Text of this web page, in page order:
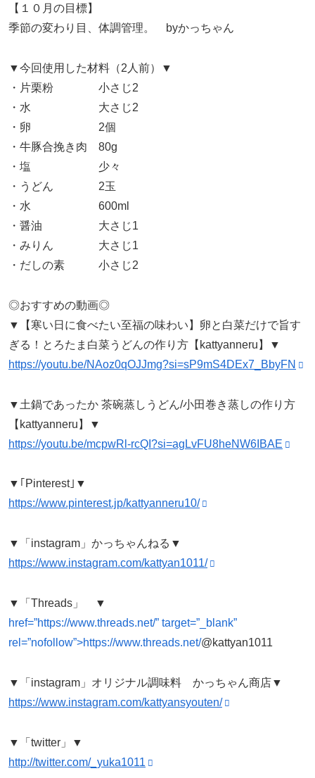
【１０月の目標】
季節の変わり目、体調管理。 byかっちゃん
▼今回使用した材料（2人前）▼
・片栗粉 小さじ2
・水 大さじ2
・卵 2個
・牛豚合挽き肉 80g
・塩 少々
・うどん 2玉
・水 600ml
・醤油 大さじ1
・みりん 大さじ1
・だしの素 小さじ2
◎おすすめの動画◎
▼【寒い日に食べたい至福の味わい】卵と白菜だけで旨す
ぎる！とろたま白菜うどんの作り方【kattyanneru】▼
https://youtu.be/NAoz0qOJJmg?si=sP9mS4DEx7_BbyFN
▼土鍋であったか 茶碗蒸しうどん/小田巻き蒸しの作り方
【kattyanneru】▼
https://youtu.be/mcpwRl-rcQI?si=agLvFU8heNW6IBAE
▼｢Pinterest｣▼
https://www.pinterest.jp/kattyanneru10/
▼「instagram」かっちゃんねる▼
https://www.instagram.com/kattyan1011/
▼「Threads」 ▼
href=”https://www.threads.net/” target=”_blank”
rel=”nofollow”>https://www.threads.net/@kattyan1011
▼「instagram」オリジナル調味料 かっちゃん商店▼
https://www.instagram.com/kattyansyouten/
▼「twitter」▼
http://twitter.com/_yuka1011